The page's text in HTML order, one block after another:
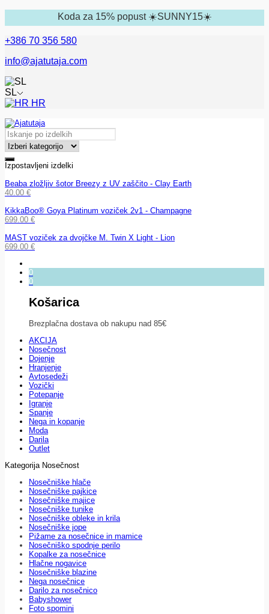
Koda za 15% popust ☀️SUNNY15☀️
+386 70 356 580
info@ajatutaja.com
SL
HR
Izpostavljeni izdelki
Beaba zložljiv šotor Breezy z UV zaščito - Clay Earth
40.00 €
KikkaBoo® Goya Platinum voziček 2v1 - Champagne
699.00 €
MAST voziček za dvojčke M. Twin X Light - Lion
699.00 €
0
0
Košarica
Brezplačna dostava ob nakupu nad 85€
AKCIJA
Nosečnost
Dojenje
Hranjenje
Avtosedeži
Vozički
Potepanje
Igranje
Spanje
Nega in kopanje
Moda
Darila
Outlet
Kategorija Nosečnost
Nosečniške hlače
Nosečniške pajkice
Nosečniške majice
Nosečniške tunike
Nosečniške obleke in krila
Nosečniške jope
Pižame za nosečnice in mamice
Nosečniško spodnje perilo
Kopalke za nosečnice
Hlačne nogavice
Nosečniške blazine
Nega nosečnice
Darilo za nosečnico
Babyshower
Foto spomini